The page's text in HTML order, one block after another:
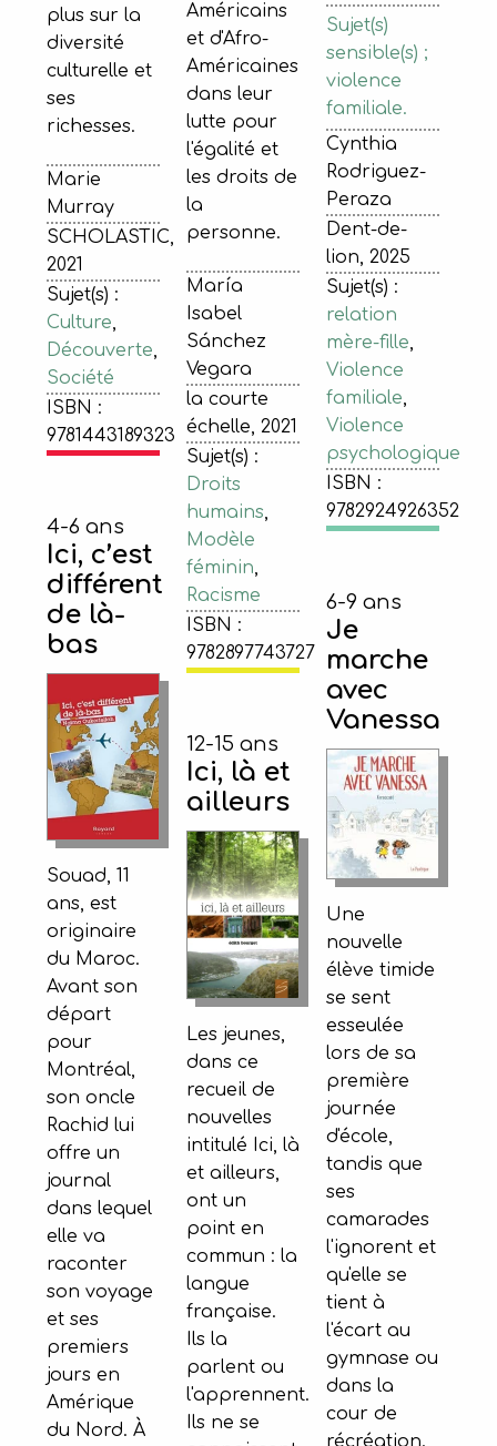
plus sur la
diversité
culturelle et
ses
richesses.
Marie
Murray
SCHOLASTIC,
2021
Sujet(s) :
Culture,
Découverte,
Société
ISBN :
9781443189323
Américains
et d'Afro-
Américaines
dans leur
lutte pour
l'égalité et
les droits de
la
personne.
María
Isabel
Sánchez
Vegara
la courte
échelle, 2021
Sujet(s) :
Droits
humains,
Modèle
féminin,
Racisme
ISBN :
9782897743727
Sujet(s)
sensible(s) ;
violence
familiale.
Cynthia
Rodriguez-
Peraza
Dent-de-
lion, 2025
Sujet(s) :
relation
mère-fille,
Violence
familiale,
Violence
psychologique
ISBN :
9782924926352
4-6 ans
Ici, c’est
différent
de là-
bas
Souad, 11
ans, est
originaire
du Maroc.
Avant son
départ
pour
Montréal,
son oncle
Rachid lui
offre un
journal
dans lequel
elle va
raconter
son voyage
et ses
premiers
jours en
Amérique
du Nord. À
12-15 ans
Ici, là et
ailleurs
Les jeunes,
dans ce
recueil de
nouvelles
intitulé Ici, là
et ailleurs,
ont un
point en
commun : la
langue
française.
Ils la
parlent ou
l'apprennent.
Ils ne se
6-9 ans
Je
marche
avec
Vanessa
Une
nouvelle
élève timide
se sent
esseulée
lors de sa
première
journée
d'école,
tandis que
ses
camarades
l'ignorent et
qu'elle se
tient à
l'écart au
gymnase ou
dans la
cour de
récréation.